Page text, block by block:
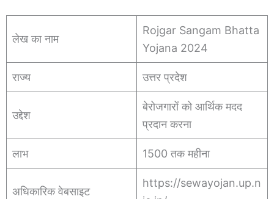
लेख का नाम
Rojgar Sangam Bhatta
Yojana 2024
राज्य उत्तर प्रदेश
उद्देश
बेरोजगारों को आर्थिक मदद
प्रदान करना
लाभ 1500 तक महीना
अधिकारिक वेबसाइट
https://sewayojan.up.n